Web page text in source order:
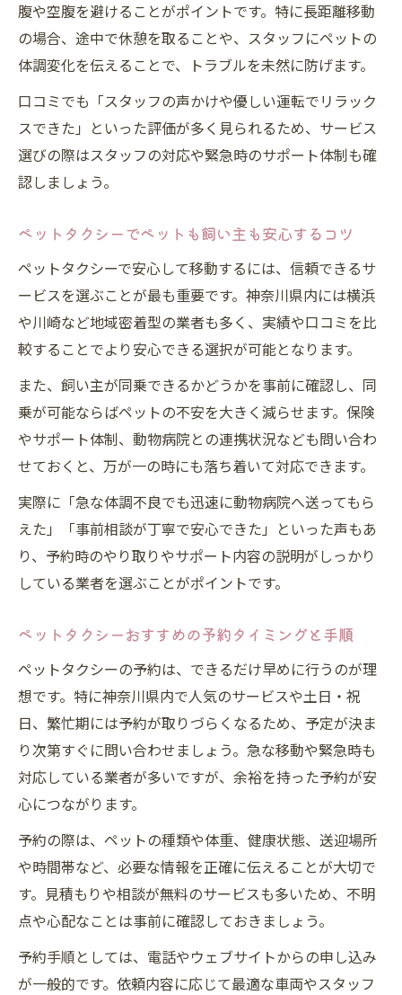
腹や空腹を避けることがポイントです。特に長距離移動
の場合、途中で休憩を取ることや、スタッフにペットの
体調変化を伝えることで、トラブルを未然に防げます。
口コミでも「スタッフの声かけや優しい運転でリラック
スできた」といった評価が多く見られるため、サービス
選びの際はスタッフの対応や緊急時のサポート体制も確
認しましょう。
ペットタクシーでペットも飼い主も安心するコツ
ペットタクシーで安心して移動するには、信頼できるサ
ービスを選ぶことが最も重要です。神奈川県内には横浜
や川崎など地域密着型の業者も多く、実績や口コミを比
較することでより安心できる選択が可能となります。
また、飼い主が同乗できるかどうかを事前に確認し、同
乗が可能ならばペットの不安を大きく減らせます。保険
やサポート体制、動物病院との連携状況なども問い合わ
せておくと、万が一の時にも落ち着いて対応できます。
実際に「急な体調不良でも迅速に動物病院へ送ってもら
えた」「事前相談が丁寧で安心できた」といった声もあ
り、予約時のやり取りやサポート内容の説明がしっかり
している業者を選ぶことがポイントです。
ペットタクシーおすすめの予約タイミングと手順
ペットタクシーの予約は、できるだけ早めに行うのが理
想です。特に神奈川県内で人気のサービスや土日・祝
日、繁忙期には予約が取りづらくなるため、予定が決ま
り次第すぐに問い合わせましょう。急な移動や緊急時も
対応している業者が多いですが、余裕を持った予約が安
心につながります。
予約の際は、ペットの種類や体重、健康状態、送迎場所
や時間帯など、必要な情報を正確に伝えることが大切で
す。見積もりや相談が無料のサービスも多いため、不明
点や心配なことは事前に確認しておきましょう。
予約手順としては、電話やウェブサイトからの申し込み
が一般的です。依頼内容に応じて最適な車両やスタッフ